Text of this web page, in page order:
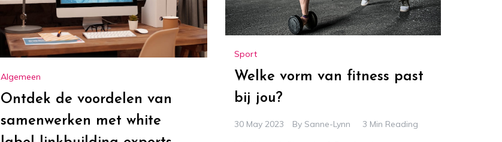
Algemeen
Ontdek de voordelen van
samenwerken met white
Sport
Welke vorm van fitness past
bij jou?
30 May 2023 By Sanne-Lynn 3 Min Reading